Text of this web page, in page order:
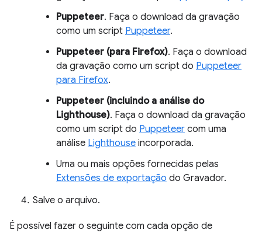
Puppeteer. Faça o download da gravação
como um script Puppeteer.
Puppeteer (para Firefox). Faça o download
da gravação como um script do Puppeteer
para Firefox.
Puppeteer (incluindo a análise do
Lighthouse). Faça o download da gravação
como um script do Puppeteer com uma
análise Lighthouse incorporada.
Uma ou mais opções fornecidas pelas
Extensões de exportação do Gravador.
Salve o arquivo.
É possível fazer o seguinte com cada opção de